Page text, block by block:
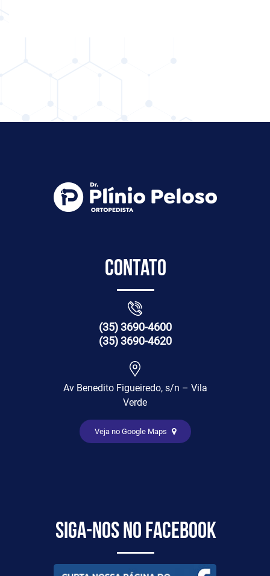
Contato
(35) 3690-4600
(35) 3690-4620
Av Benedito Figueiredo, s/n – Vila
Verde
Veja no Google Maps
Siga-nos no Facebook